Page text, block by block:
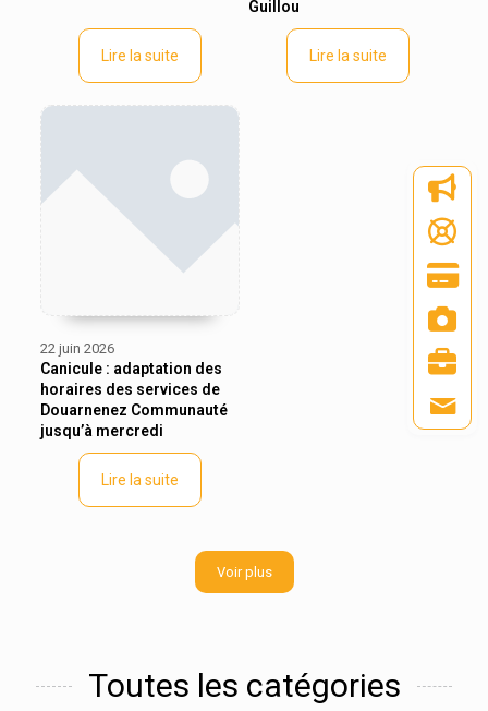
Lire la suite
Guillou
Lire la suite
22 juin 2026
Canicule : adaptation des
horaires des services de
Douarnenez Communauté
jusqu’à mercredi
Lire la suite
Voir plus
Toutes les catégories